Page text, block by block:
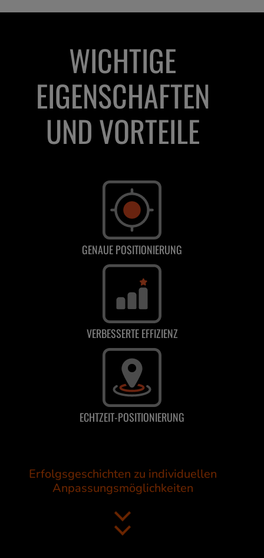
WICHTIGE
EIGENSCHAFTEN
UND VORTEILE
GENAUE POSITIONIERUNG
VERBESSERTE EFFIZIENZ
ECHTZEIT-POSITIONIERUNG
Erfolgsgeschichten zu individuellen
Anpassungsmöglichkeiten